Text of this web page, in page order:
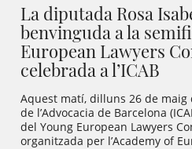
La diputada Rosa
benvinguda a la
European Lawyers
celebrada a l’ICAB
Aquest matí, dilluns 26 de maig
de l’Advocacia de Barcelona
del Young European Lawyers
organitzada per l’Academy of